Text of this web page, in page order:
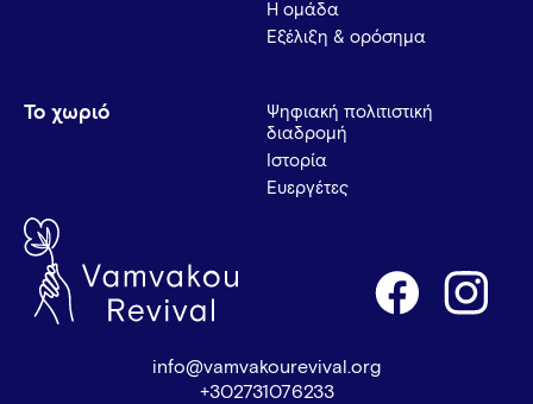
Η ομάδα
Εξέλιξη & ορόσημα
Το χωριό
Ψηφιακή πολιτιστική
διαδρομή
Ιστορία
Ευεργέτες
info@vamvakourevival.org
+302731076233